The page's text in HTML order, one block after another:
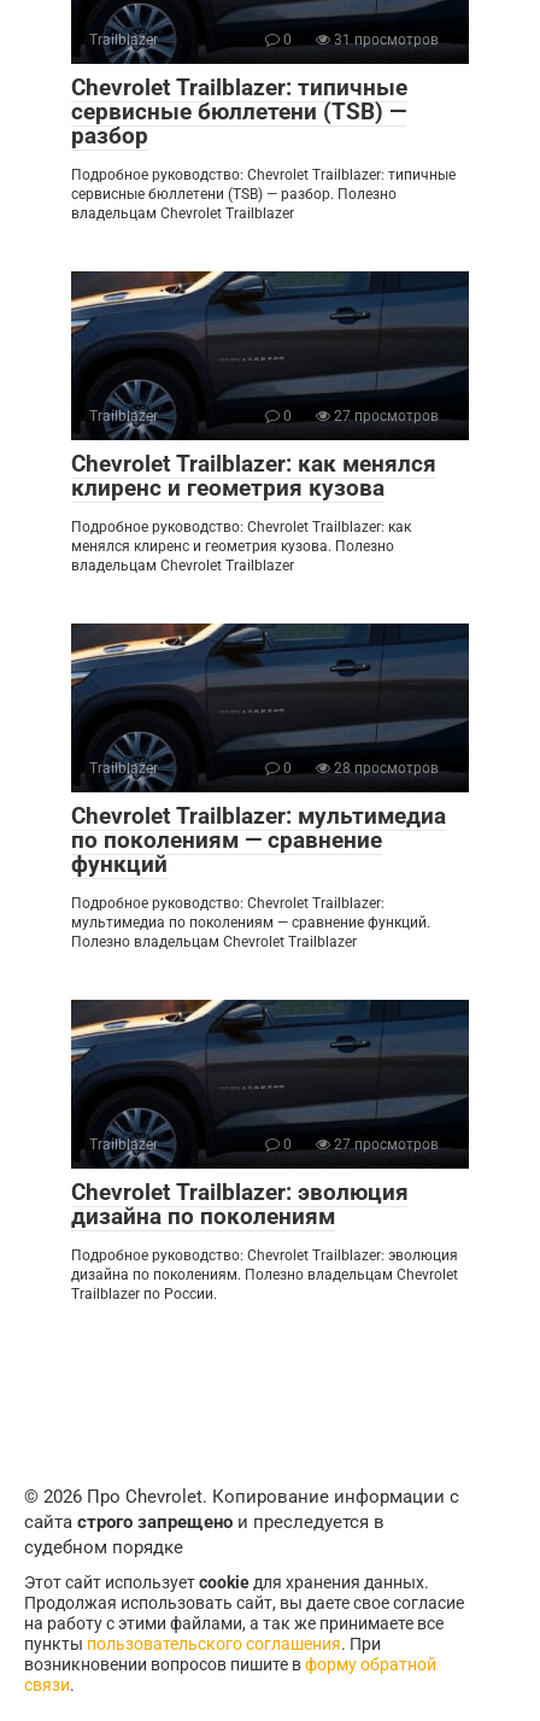
Trailblazer 0 31 просмотров
Chevrolet Trailblazer: типичные
сервисные бюллетени (TSB) —
разбор
Подробное руководство: Chevrolet Trailblazer: типичные
сервисные бюллетени (TSB) — разбор. Полезно
владельцам Chevrolet Trailblazer
Trailblazer 0 27 просмотров
Chevrolet Trailblazer: как менялся
клиренс и геометрия кузова
Подробное руководство: Chevrolet Trailblazer: как
менялся клиренс и геометрия кузова. Полезно
владельцам Chevrolet Trailblazer
Trailblazer 0 28 просмотров
Chevrolet Trailblazer: мультимедиа
по поколениям — сравнение
функций
Подробное руководство: Chevrolet Trailblazer:
мультимедиа по поколениям — сравнение функций.
Полезно владельцам Chevrolet Trailblazer
Trailblazer 0 27 просмотров
Chevrolet Trailblazer: эволюция
дизайна по поколениям
Подробное руководство: Chevrolet Trailblazer: эволюция
дизайна по поколениям. Полезно владельцам Chevrolet
Trailblazer по России.
© 2026 Про Chevrolet. Копирование информации с
сайта строго запрещено и преследуется в
судебном порядке
Этот сайт используетcookie для хранения данных.
Продолжая использовать сайт, вы даете свое согласие
на работу с этими файлами, а так же принимаете все
пункты пользовательского соглашения. При
возникновении вопросов пишите вформу обратной
связи.